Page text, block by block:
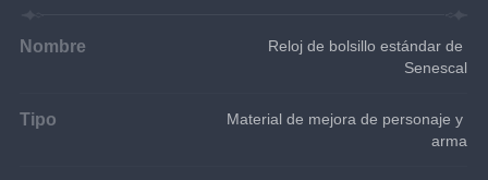
Nombre
Reloj de bolsillo estándar de
Senescal
Tipo
Material de mejora de personaje y
arma